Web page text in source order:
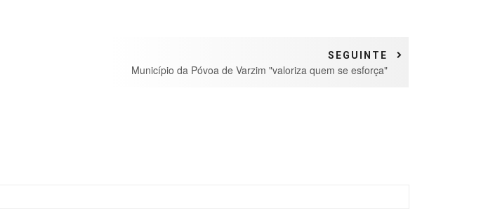
SEGUINTE
Município da Póvoa de Varzim "valoriza quem se esforça"